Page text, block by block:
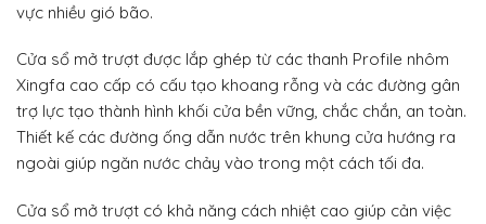
vực nhiều gió bão.
Cửa sổ mở trượt được lắp ghép từ các thanh Profile nhôm
Xingfa cao cấp có cấu tạo khoang rỗng và các đường gân
trợ lực tạo thành hình khối cửa bền vững, chắc chắn, an toàn.
Thiết kế các đường ống dẫn nước trên khung cửa hướng ra
ngoài giúp ngăn nước chảy vào trong một cách tối đa.
Cửa sổ mở trượt có khả năng cách nhiệt cao giúp cản việc